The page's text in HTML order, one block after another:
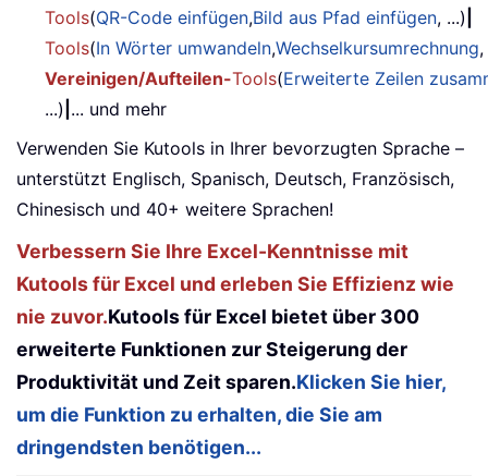
Tools(QR-Code einfügen,Bild aus Pfad einfügen, ...)
Tools(In Wörter umwandeln,Wechselkursumrechnung
Vereinigen/Aufteilen-Tools(Erweiterte Zeilen
...) ... und mehr
Verwenden Sie Kutools in Ihrer bevorzugten Sprache –
unterstützt Englisch, Spanisch, Deutsch, Französisch,
Chinesisch und 40+ weitere Sprachen!
Verbessern Sie Ihre Excel-Kenntnisse mit
Kutools für Excel und erleben Sie Effizienz wie
nie zuvor.Kutools für Excel bietet über 300
erweiterte Funktionen zur Steigerung der
Produktivität und Zeit sparen.Klicken Sie hier,
um die Funktion zu erhalten, die Sie am
dringendsten benötigen...